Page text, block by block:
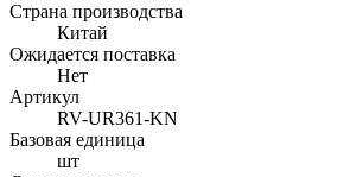
Страна производства
Китай
Ожидается поставка
Нет
Артикул
RV-UR361-KN
Базовая единица
шт